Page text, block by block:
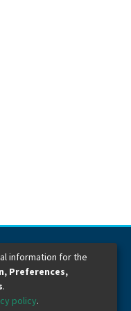
information for the
Preferences,
.
policy.